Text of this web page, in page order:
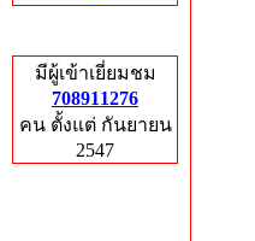
มีผู้เข้าเยี่ยมชม
708911276
คน ตั้งแต่ กันยายน
2547